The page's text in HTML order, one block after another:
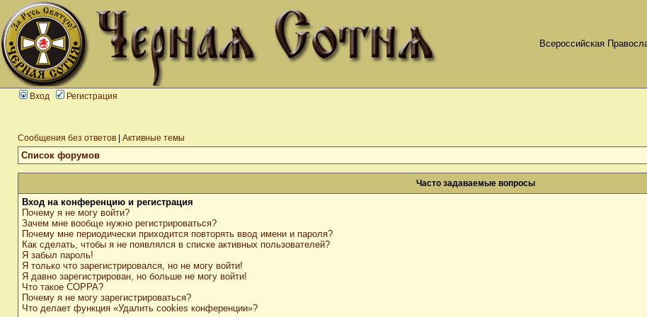
Всероссийская
Вход Регистрация
Сообщения без ответов Активные темы
Список форумов
Часто задаваемые вопросы
Вход на конференцию и регистрация
Почему я не могу войти?
Зачем мне вообще нужно регистрироваться?
Почему мне периодически приходится повторять ввод имени и пароля?
Как сделать, чтобы я не появлялся в списке активных пользователей?
Я забыл пароль!
Я только что зарегистрировался, но не могу войти!
Я давно зарегистрирован, но больше не могу войти!
Что такое COPPA?
Почему я не могу зарегистрироваться?
Что делает функция «Удалить cookies конференции»?